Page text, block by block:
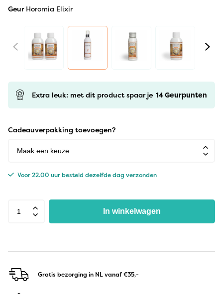
Geur Horomia Elixir
Extra leuk: met dit product spaar je 14Geurpunten
Cadeauverpakking toevoegen?
Voor 22.00 uur besteld dezelfde dag verzonden
In winkelwagen
Gratis bezorging in NLvanaf €35,-